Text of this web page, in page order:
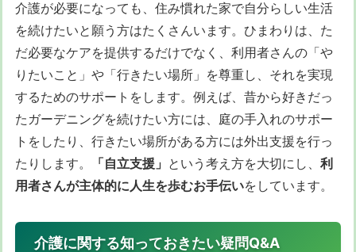
介護が必要になっても、住み慣れた家で自分らしい生活
を続けたいと願う方はたくさんいます。ひまわりは、た
だ必要なケアを提供するだけでなく、利用者さんの「や
りたいこと」や「行きたい場所」を尊重し、それを実現
するためのサポートをします。例えば、昔から好きだっ
たガーデニングを続けたい方には、庭の手入れのサポー
トをしたり、行きたい場所がある方には外出支援を行っ
たりします。
「自立支援」 という考え方を大切にし、 利
用者さんが主体的に人生を歩むお手伝いをしています。
介護に関する知っておきたい疑問Q&A